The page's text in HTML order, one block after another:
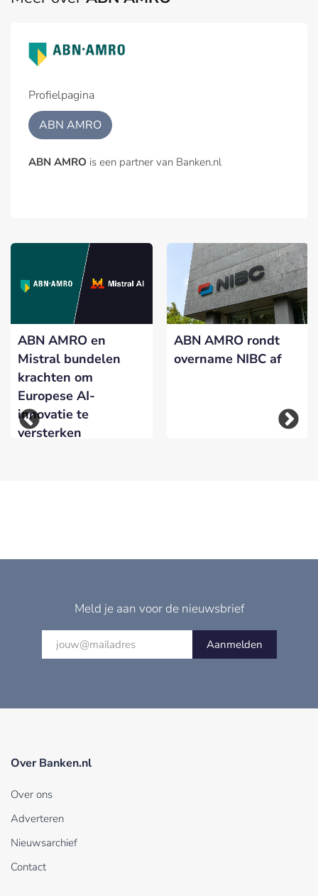
Profielpagina
ABN AMRO
ABN AMRO is een partner van Banken.nl
ABN AMRO en
Mistral bundelen
krachten om
Europese AI-
innovatie te
versterken
ABN AMRO rondt
overname NIBC af
Meld je aan voor de nieuwsbrief
Aanmelden
Over Banken.nl
Over ons
Adverteren
Nieuwsarchief
Contact